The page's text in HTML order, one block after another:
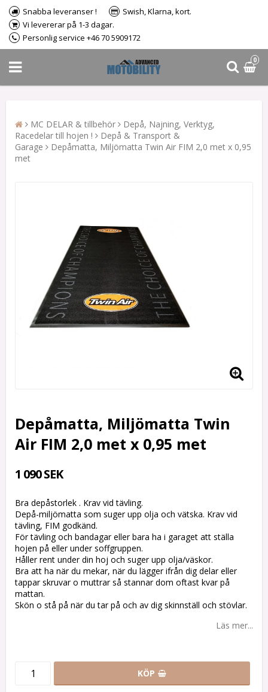
Snabba leveranser !
Swish, Klarna, kort.
Vi levererar på 1-3 dagar.
Personlig service +46 70 5909172
0
MC DELAR & tillbehör
Depå, Najning, Verktyg,
Racedelar till hojen !
Depå & Transport &
Garage
Depåmatta, Miljömatta Twin Air FIM 2,0 met x 0,95
met
Depåmatta, Miljömatta Twin
Air FIM 2,0 met x 0,95 met
1 090 SEK
Bra depåstorlek . Krav vid tävling.
Depå-miljömatta som suger upp olja och vätska. Krav vid
tävling, FIM godkänd.
För tävling och bandagar eller bara ha i garaget att ställa
hojen på eller under soffgruppen.
Håller rent under din hoj och suger upp olja/väskor.
Bra att ha när du mekar, när du lägger ifrån dig delar eller
tappar skruvar o muttrar så stannar dom oftast kvar på
mattan.
Skön o stå på när du tar på och av dig skinnställ och stövlar.
Läs mer...
KÖP